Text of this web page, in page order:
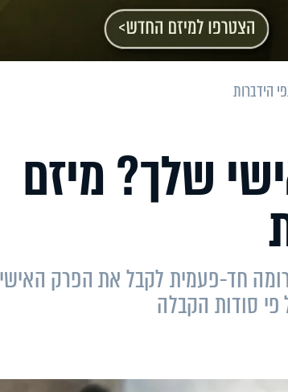
הידברות
שלך? מיזם
חד-פעמית לקבל את הפרק האישי
סודות הקבלה